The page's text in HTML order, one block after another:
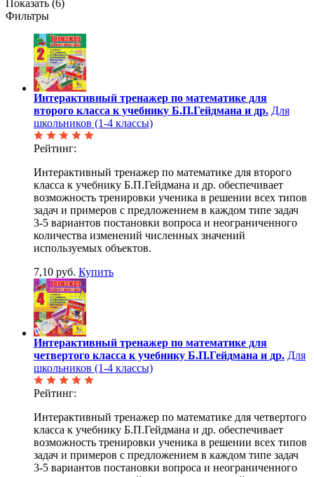
Показать (6)
Фильтры
Интерактивный тренажер по математике для
второго класса к учебнику Б.П.Гейдмана и др. Для
школьников (1-4 классы)
Рейтинг:
Интерактивный тренажер по математике для второго
класса к учебнику Б.П.Гейдмана и др. обеспечивает
возможность тренировки ученика в решении всех типов
задач и примеров с предложением в каждом типе задач
3-5 вариантов постановки вопроса и неограниченного
количества изменений численных значений
используемых объектов.
7,10 руб. Купить
Интерактивный тренажер по математике для
четвертого класса к учебнику Б.П.Гейдмана и др. Для
школьников (1-4 классы)
Рейтинг:
Интерактивный тренажер по математике для четвертого
класса к учебнику Б.П.Гейдмана и др. обеспечивает
возможность тренировки ученика в решении всех типов
задач и примеров с предложением в каждом типе задач
3-5 вариантов постановки вопроса и неограниченного